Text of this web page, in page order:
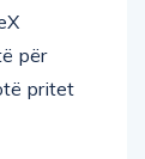
për
pritet